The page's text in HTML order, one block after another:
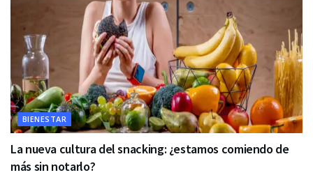
BIENESTAR
La nueva cultura del snacking: ¿estamos comiendo de
más sin notarlo?